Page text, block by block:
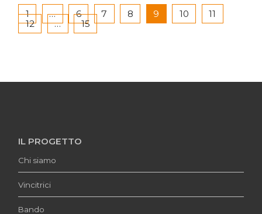
1 … 6 7 8 9 10
11
12
… 15
IL PROGETTO
Chi siamo
Vincitrici
Bando